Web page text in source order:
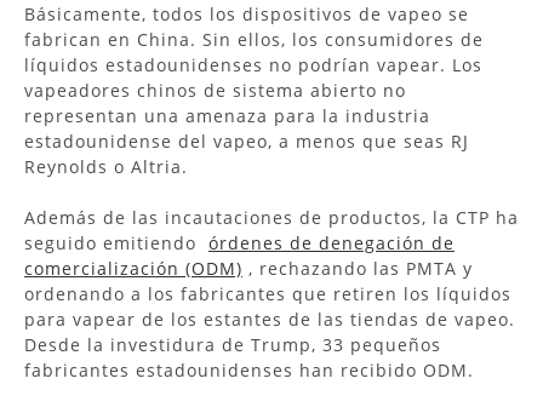
Básicamente, todos los dispositivos de vapeo se
fabrican en China. Sin ellos, los consumidores de
líquidos estadounidenses no podrían vapear. Los
vapeadores chinos de sistema abierto no
representan una amenaza para la industria
estadounidense del vapeo, a menos que seas RJ
Reynolds o Altria.
Además de las incautaciones de productos, la CTP ha
seguido emitiendo órdenes de denegación de
comercialización (ODM) , rechazando las PMTA y
ordenando a los fabricantes que retiren los líquidos
para vapear de los estantes de las tiendas de vapeo.
Desde la investidura de Trump, 33 pequeños
fabricantes estadounidenses han recibido ODM.